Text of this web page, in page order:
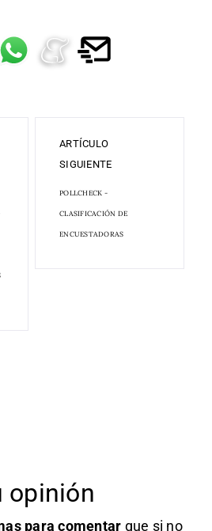
ARTÍCULO
SIGUIENTE
POLLCHECK -
CLASIFICACIÓN DE
ENCUESTADORAS
opinión
para comentar que si no